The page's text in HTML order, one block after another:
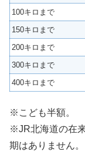
100キロまで
150キロまで
200キロまで
300キロまで
400キロまで
※こども半額。
※JR北海道の在
期はありません。